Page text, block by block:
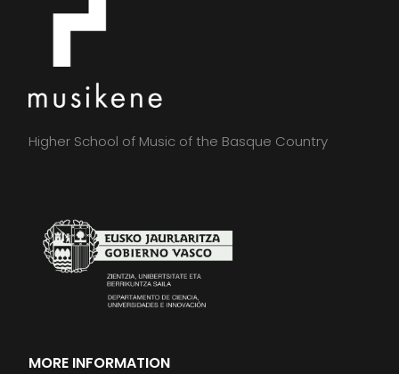
Higher School of Music of the Basque Country
MORE INFORMATION